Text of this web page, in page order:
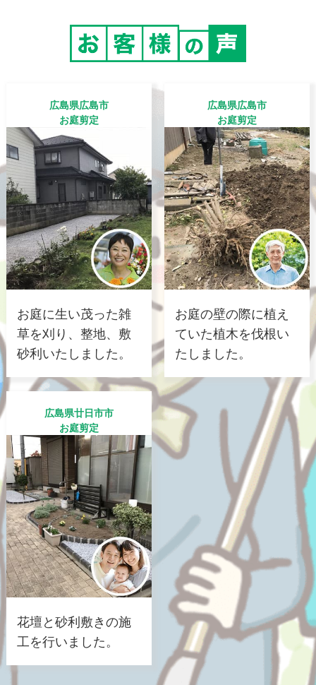
広島県広島市
お庭剪定
お庭に生い茂った雑
草を刈り、整地、敷
砂利いたしました。
広島県広島市
お庭剪定
お庭の壁の際に植え
ていた植木を伐根い
たしました。
広島県廿日市市
お庭剪定
花壇と砂利敷きの施
工を行いました。